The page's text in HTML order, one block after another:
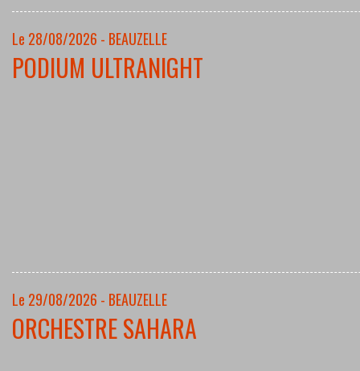
Le 28/08/2026 - BEAUZELLE
PODIUM ULTRANIGHT
Le 29/08/2026 - BEAUZELLE
ORCHESTRE SAHARA